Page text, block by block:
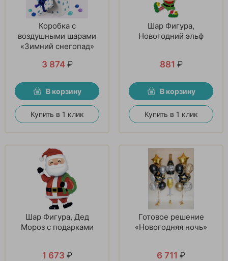
Коробка с
воздушными шарами
«Зимний снегопад»
3 874 ₽
В корзину
Купить в 1 клик
Шар Фигура,
Новогодний эльф
881 ₽
В корзину
Купить в 1 клик
Шар Фигура, Дед
Мороз с подарками
1 673 ₽
Готовое решение
«Новогодняя ночь»
6 711 ₽